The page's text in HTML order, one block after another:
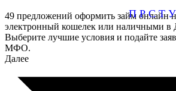
П Р С Т У
49 предложений оформить займ онлайн
электронный кошелек или наличными в
Выберите лучшие условия и подайте
МФО.
Далее